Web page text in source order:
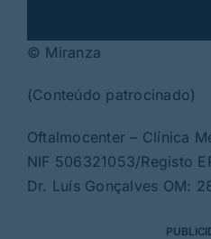
© Miranza
(Conteúdo patrocinado)
Oftalmocenter – Clínica
NIF 506321053/Registo
Dr. Luís Gonçalves OM: